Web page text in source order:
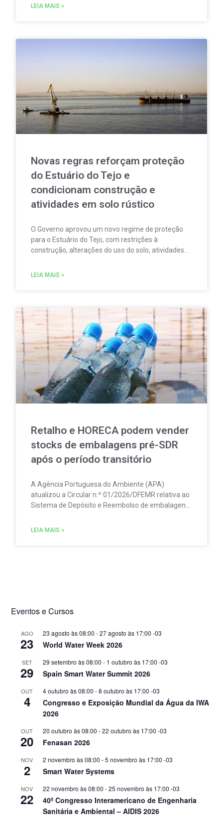
consumir e partilhar energia renovável localmente.
LEIA MAIS »
Novas regras reforçam proteção
do Estuário do Tejo e
condicionam construção e
atividades em solo rústico
O Governo aprovou um novo regime de proteção
para o Estuário do Tejo, com restrições à
construção, alterações do uso do solo, atividades
motorizada e sobrevoos nas áreas abrangidas pela
LEIA MAIS »
Retalho e HORECA podem vender
stocks de embalagens pré-SDR
após o período transitório
A Agência Portuguesa do Ambiente (APA)
atualizou a Circular n.º 01/2026/DFEMR relativa ao
Sistema de Depósito e Reembolso de embalagens
traz um esclarecimento relevante para
LEIA MAIS »
Eventos e Cursos
AGO
23
23 agosto às 08:00 -27 agosto às 17:00 -03
World Water Week 2026
SET
29
29 setembro às 08:00 - 1 outubro às 17:00 -03
Spain Smart Water Summit 2026
OUT
4
4 outubro às 08:00 -8 outubro às 17:00 -03
Congresso e Exposição Mundial da Água da IWA
2026
OUT
20
20 outubro às 08:00 -22 outubro às 17:00 -03
Fenasan 2026
NOV
2
2 novembro às 08:00 -5 novembro às 17:00 -03
Smart Water Systems
NOV
22
22 novembro às 08:00 -25 novembro às 17:00 -03
40º Congresso Interamericano de Engenharia
Sanitária e Ambiental – AIDIS 2026